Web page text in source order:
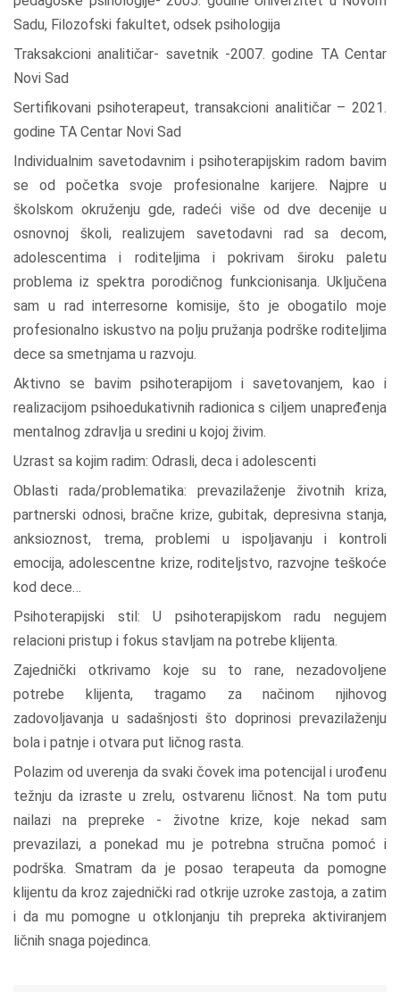
Sadu, Filozofski fakultet, odsek psihologija
Traksakcioni analitičar- savetnik -2007. godine TA Centar
Novi Sad
Sertifikovani psihoterapeut, transakcioni analitičar – 2021.
godine TA Centar Novi Sad
Individualnim savetodavnim i psihoterapijskim radom bavim
se od početka svoje profesionalne karijere. Najpre u
školskom okruženju gde, radeći više od dve decenije u
osnovnoj školi, realizujem savetodavni rad sa decom,
adolescentima i roditeljima i pokrivam široku paletu
problema iz spektra porodičnog funkcionisanja. Uključena
sam u rad interresorne komisije, što je obogatilo moje
profesionalno iskustvo na polju pružanja podrške roditeljima
dece sa smetnjama u razvoju.
Aktivno se bavim psihoterapijom i savetovanjem, kao i
realizacijom psihoedukativnih radionica s ciljem unapređenja
mentalnog zdravlja u sredini u kojoj živim.
Uzrast sa kojim radim: Odrasli, deca i adolescenti
Oblasti rada/problematika: prevazilaženje životnih kriza,
partnerski odnosi, bračne krize, gubitak, depresivna stanja,
anksioznost, trema, problemi u ispoljavanju i kontroli
emocija, adolescentne krize, roditeljstvo, razvojne teškoće
kod dece…
Psihoterapijski stil: U psihoterapijskom radu negujem
relacioni pristup i fokus stavljam na potrebe klijenta.
Zajednički otkrivamo koje su to rane, nezadovoljene
potrebe klijenta, tragamo za načinom njihovog
zadovoljavanja u sadašnjosti što doprinosi prevazilaženju
bola i patnje i otvara put ličnog rasta.
Polazim od uverenja da svaki čovek ima potencijal i urođenu
težnju da izraste u zrelu, ostvarenu ličnost. Na tom putu
nailazi na prepreke - životne krize, koje nekad sam
prevazilazi, a ponekad mu je potrebna stručna pomoć i
podrška. Smatram da je posao terapeuta da pomogne
klijentu da kroz zajednički rad otkrije uzroke zastoja, a zatim
i da mu pomogne u otklonjanju tih prepreka aktiviranjem
ličnih snaga pojedinca.